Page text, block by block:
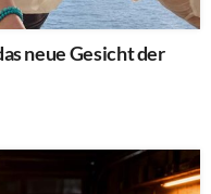
neue Gesicht der